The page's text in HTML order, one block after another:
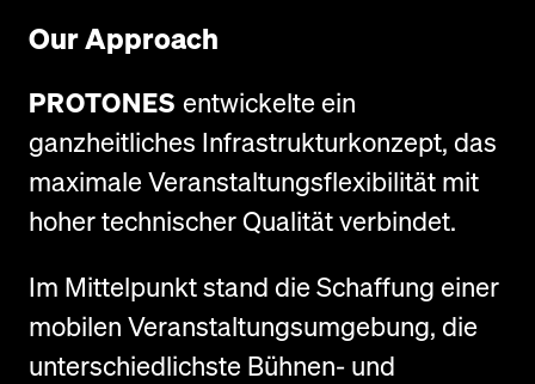
Our Approach
PROTONES entwickelte ein
ganzheitliches Infrastrukturkonzept, das
maximale Veranstaltungsflexibilität mit
hoher technischer Qualität verbindet.
Im Mittelpunkt stand die Schaffung einer
mobilen Veranstaltungsumgebung, die
unterschiedlichste Bühnen- und